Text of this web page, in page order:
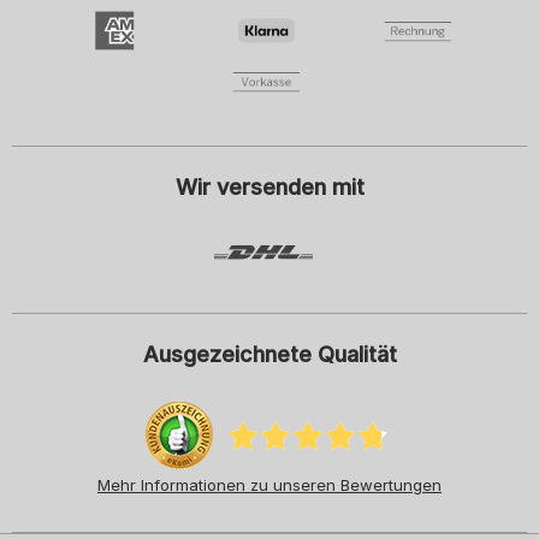
Herrenmode
ADIDAS
Ich willige mit dem Klick auf Anmelden ein, den Newsletter oder
Wir versenden mit
Ausgezeichnete Qualität
Mehr Informationen zu unseren Bewertungen